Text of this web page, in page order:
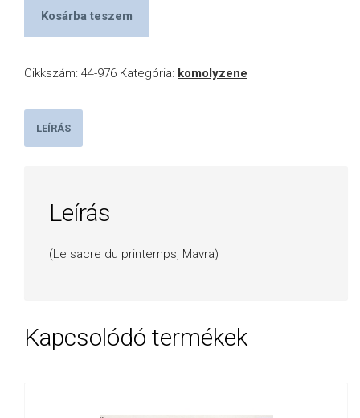
Kosárba teszem
Cikkszám: 44-976 Kategória: komolyzene
LEÍRÁS
Leírás
(Le sacre du printemps, Mavra)
Kapcsolódó termékek